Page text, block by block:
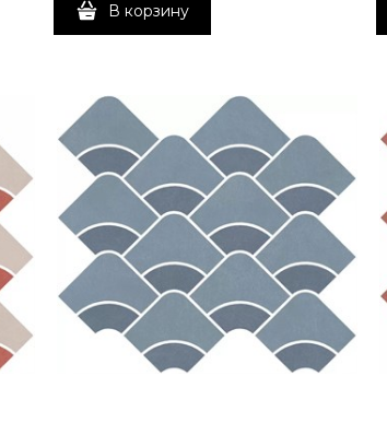
В корзину